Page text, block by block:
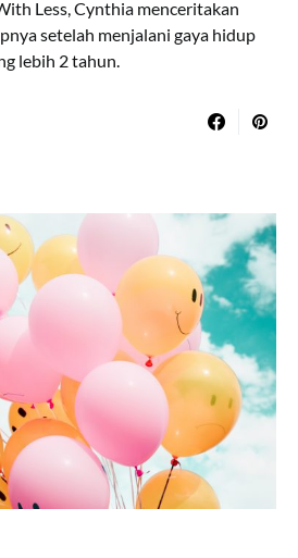
Less, Cynthia menceritakan
setelah menjalani gaya hidup
lebih 2 tahun.